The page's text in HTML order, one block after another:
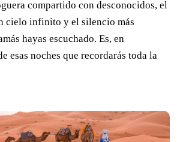
compartido con desconocidos, el
cielo infinito y el silencio más
hayas escuchado. Es, en
esas noches que recordarás toda la